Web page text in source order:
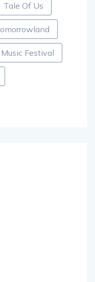
Tale Of Us
Festival